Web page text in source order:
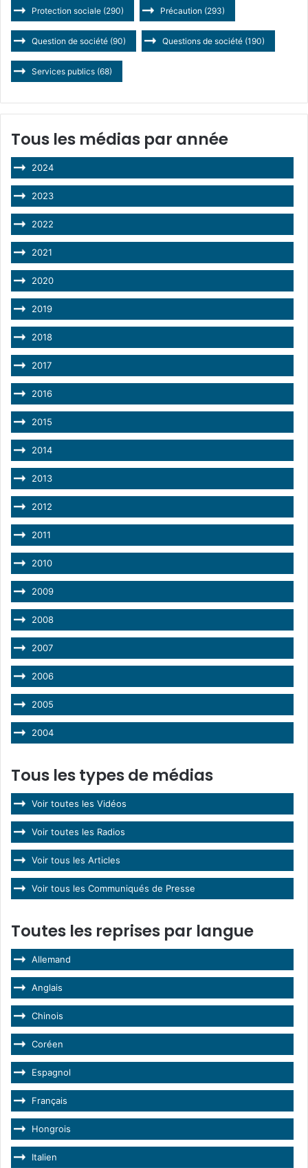
Protection sociale (290) Précaution (293)
Question de société (90) Questions de société (190)
Services publics (68)
Tous les médias par année
2024
2023
2022
2021
2020
2019
2018
2017
2016
2015
2014
2013
2012
2011
2010
2009
2008
2007
2006
2005
2004
Tous les types de médias
Voir toutes les Vidéos
Voir toutes les Radios
Voir tous les Articles
Voir tous les Communiqués de Presse
Toutes les reprises par langue
Allemand
Anglais
Chinois
Coréen
Espagnol
Français
Hongrois
Italien